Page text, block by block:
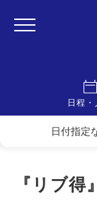
日程・
日付指定
『リブ